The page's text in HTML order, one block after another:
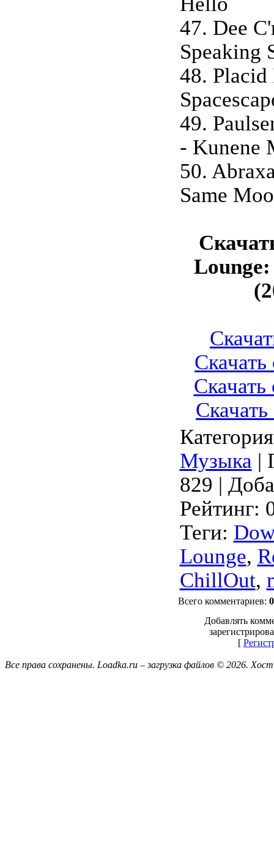
47. Dee
Speaking
48.
49.
- Kunene
50.
Same
Категория
Музыка |
829 |
Рейтинг:
Теги:
Lounge,
ChillOut,
Всего комментариев: 0
Добавлять
[
Все права сохранены. Loadka.ru – загрузка файлов © 2026.